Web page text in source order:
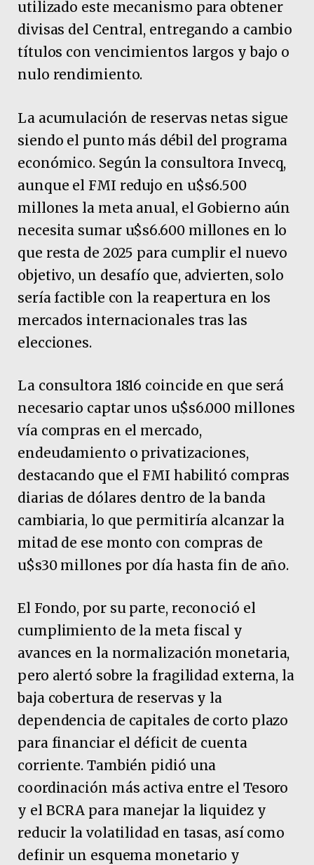
utilizado este mecanismo para obtener
divisas del Central, entregando a cambio
títulos con vencimientos largos y bajo o
nulo rendimiento.
La acumulación de reservas netas sigue
siendo el punto más débil del programa
económico. Según la consultora Invecq,
aunque el FMI redujo en u$s6.500
millones la meta anual, el Gobierno aún
necesita sumar u$s6.600 millones en lo
que resta de 2025 para cumplir el nuevo
objetivo, un desafío que, advierten, solo
sería factible con la reapertura en los
mercados internacionales tras las
elecciones.
La consultora 1816 coincide en que será
necesario captar unos u$s6.000 millones
vía compras en el mercado,
endeudamiento o privatizaciones,
destacando que el FMI habilitó compras
diarias de dólares dentro de la banda
cambiaria, lo que permitiría alcanzar la
mitad de ese monto con compras de
u$s30 millones por día hasta fin de año.
El Fondo, por su parte, reconoció el
cumplimiento de la meta fiscal y
avances en la normalización monetaria,
pero alertó sobre la fragilidad externa, la
baja cobertura de reservas y la
dependencia de capitales de corto plazo
para financiar el déficit de cuenta
corriente. También pidió una
coordinación más activa entre el Tesoro
y el BCRA para manejar la liquidez y
reducir la volatilidad en tasas, así como
definir un esquema monetario y